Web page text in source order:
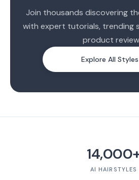
Join thousands discovering
with expert tutorials, trending
product
Explore All Styles
AI HAIRSTYLES